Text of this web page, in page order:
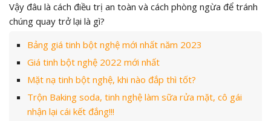
Vậy đâu là cách điều trị an toàn và cách phòng ngừa để tránh
chúng quay trở lại là gì?
Bảng giá tinh bột nghệ mới nhất năm 2023
Giá tinh bột nghệ 2022 mới nhất
Mặt nạ tinh bột nghệ, khi nào đắp thì tốt?
Trộn Baking soda, tinh nghệ làm sữa rửa mặt, cô gái
nhận lại cái kết đắng!!!